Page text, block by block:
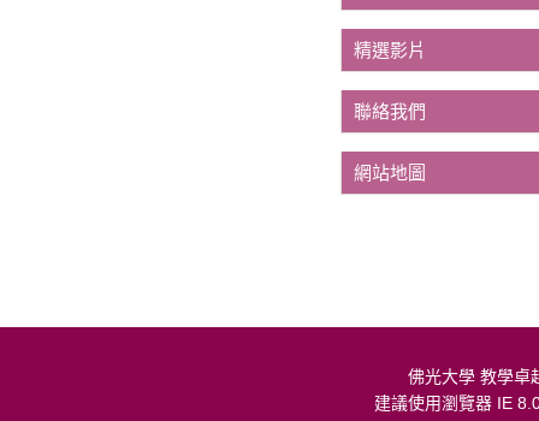
精選影片
聯絡我們
網站地圖
佛光大學 教學
建議使用瀏覽器 IE